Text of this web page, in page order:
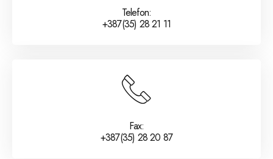
Telefon:
+387(35) 28 21 11
Fax:
+387(35) 28 20 87